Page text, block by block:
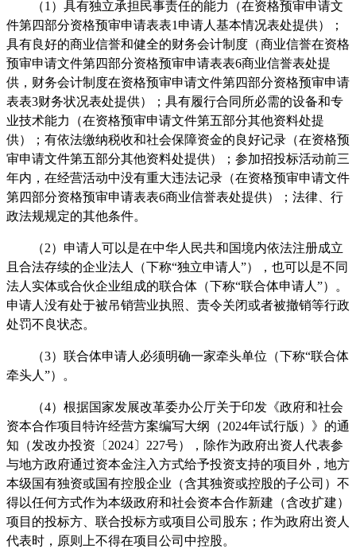
（1） 具有独立承担民事责任的能力（在资格预审申请文
件第四部分资格预审申请表表1申请人基本情况表处提供）；
具有良好的商业信誉和健全的财务会计制度（商业信誉在资格
预审申请文件第四部分资格预审申请表表6商业信誉表处提
供，财务会计制度在资格预审申请文件第四部分资格预审申请
表表3财务状况表处提供）；具有履行合同所必需的设备和专
业技术能力（在资格预审申请文件第五部分其他资料处提
供）；有依法缴纳税收和社会保障资金的良好记录（在资格预
审申请文件第五部分其他资料处提供）；参加招投标活动前三
年内，在经营活动中没有重大违法记录（在资格预审申请文件
第四部分资格预审申请表表6商业信誉表处提供）；法律、行
政法规规定的其他条件。
（2） 申请人可以是在中华人民共和国境内依法注册成立
且合法存续的企业法人（下称“独立申请人”），也可以是不同
法人实体或合伙企业组成的联合体（下称“联合体申请人”）。
申请人没有处于被吊销营业执照、责令关闭或者被撤销等行政
处罚不良状态。
（3） 联合体申请人必须明确一家牵头单位（下称“联合体
牵头人”）。
（4） 根据国家发展改革委办公厅关于印发《政府和社会
资本合作项目特许经营方案编写大纲（2024年试行版）》的通
知（发改办投资〔2024〕227号），除作为政府出资人代表参
与地方政府通过资本金注入方式给予投资支持的项目外，地方
本级国有独资或国有控股企业（含其独资或控股的子公司）不
得以任何方式作为本级政府和社会资本合作新建（含改扩建）
项目的投标方、联合投标方或项目公司股东；作为政府出资人
代表时，原则上不得在项目公司中控股。